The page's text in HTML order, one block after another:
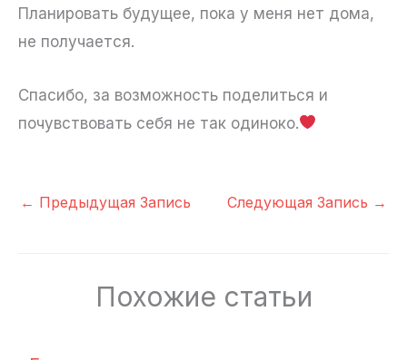
Планировать будущее, пока у меня нет дома,
не получается.
Спасибо, за возможность поделиться и
почувствовать себя не так одиноко.
← Предыдущая Запись Следующая Запись →
Похожие статьи